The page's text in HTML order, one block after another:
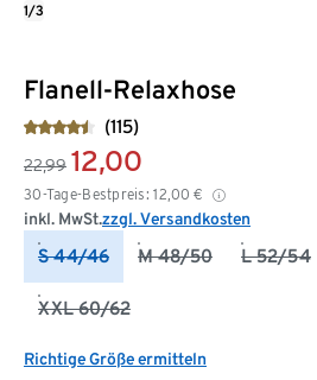
Flanell-Relaxhose
(115)
22,99 12,00
30-Tage-Bestpreis: 12,00 €
inkl. MwSt.zzgl. Versandkosten
S 44/46 M 48/50 L 52/54
XXL 60/62
Richtige Größe ermitteln
1/3